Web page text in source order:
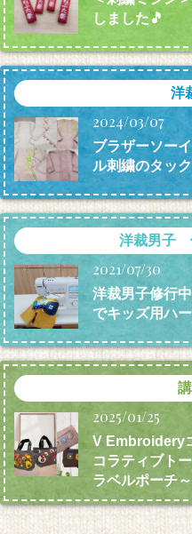
しました🎵
洋
2024/03/07
ブラザーソー
ル刺繍のタッ
洋裁男子
2021/07/30
洋裁男子修行
でキッズ用ハ
2025/01/25
V Embroidery
コラティブト
ラベルポーチ～